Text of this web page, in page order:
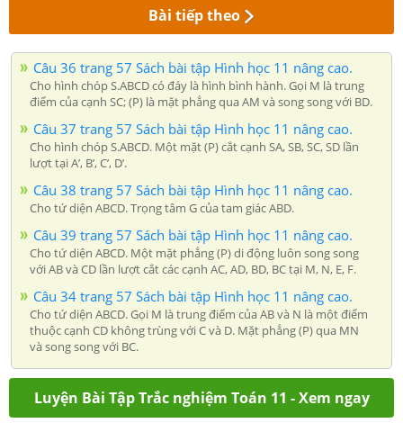
Bài tiếp theo
Câu 36 trang 57 Sách bài tập Hình học 11 nâng cao.
Cho hình chóp S.ABCD có đáy là hình bình hành. Gọi M là trung
điểm của cạnh SC; (P) là mặt phẳng qua AM và song song với BD.
Câu 37 trang 57 Sách bài tập Hình học 11 nâng cao.
Cho hình chóp S.ABCD. Một mặt (P) cắt cạnh SA, SB, SC, SD lần
lượt tại A’, B’, C’, D’.
Câu 38 trang 57 Sách bài tập Hình học 11 nâng cao.
Cho tứ diện ABCD. Trọng tâm G của tam giác ABD.
Câu 39 trang 57 Sách bài tập Hình học 11 nâng cao.
Cho tứ diện ABCD. Một mặt phẳng (P) di động luôn song song
với AB và CD lần lượt cắt các cạnh AC, AD, BD, BC tại M, N, E, F.
Câu 34 trang 57 Sách bài tập Hình học 11 nâng cao.
Cho tứ diện ABCD. Gọi M là trung điểm của AB và N là một điểm
thuộc cạnh CD không trùng với C và D. Mặt phẳng (P) qua MN
và song song với BC.
Luyện Bài Tập Trắc nghiệm Toán 11 - Xem ngay